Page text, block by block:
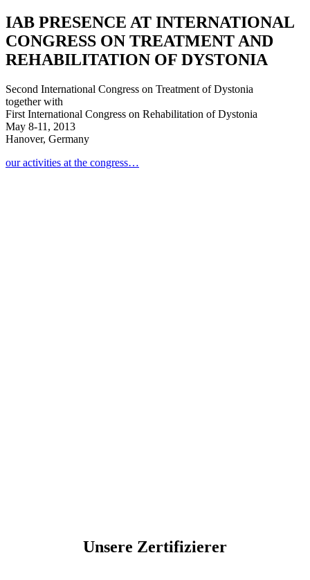
IAB PRESENCE AT INTERNATIONAL
CONGRESS ON TREATMENT AND
REHABILITATION OF DYSTONIA
Second International Congress on Treatment of Dystonia
together with
First International Congress on Rehabilitation of Dystonia
May 8-11, 2013
Hanover, Germany
our activities at the congress…
Unsere Zertifizierer